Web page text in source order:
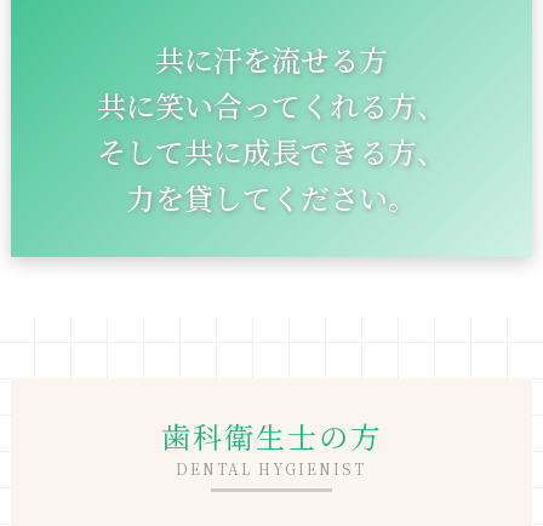
共に汗を流せる方
共に笑い合ってくれる方、
そして共に成長できる方、
力を貸してください。
歯科衛生士の方
DENTAL HYGIENIST